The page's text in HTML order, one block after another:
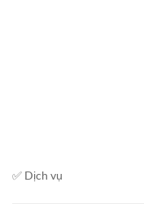
✅ Dịch vụ